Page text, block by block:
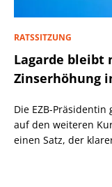
RATSSITZUNG
Lagarde bleibt
Zinserhöhung
Die EZB-
auf den weiteren
einen Satz, der